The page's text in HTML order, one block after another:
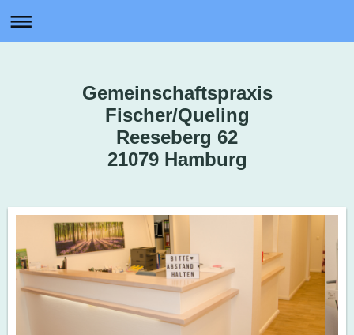
Gemeinschaftspraxis
Fischer/Queling
Reeseberg 62
21079 Hamburg